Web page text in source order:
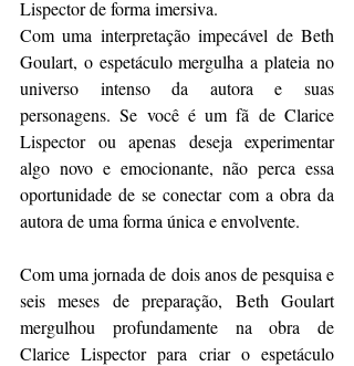
Lispector de forma imersiva.
Com uma interpretação impecável de Beth
Goulart, o espetáculo mergulha a plateia no
universo intenso da autora e suas
personagens. Se você é um fã de Clarice
Lispector ou apenas deseja experimentar
algo novo e emocionante, não perca essa
oportunidade de se conectar com a obra da
autora de uma forma única e envolvente.
Com uma jornada de dois anos de pesquisa e
seis meses de preparação, Beth Goulart
mergulhou profundamente na obra de
Clarice Lispector para criar o espetáculo